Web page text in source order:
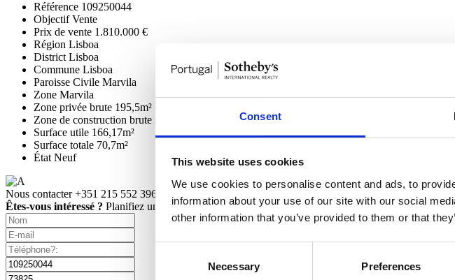
Consent
This website uses cookies
We use cookies to personalise content and ads, to
information about your use of our site with our social
other information that you’ve provided to them or that
Necessary Preferences
Référence 109250044
Objectif Vente
Prix de vente 1.810.000 €
Région Lisboa
District Lisboa
Commune Lisboa
Paroisse Civile Marvila
Zone Marvila
Zone privée brute 195,5m²
Zone de construction brute
Surface utile 166,17m²
Surface totale 70,7m²
État Neuf
Nous contacter +351 215 552 396*
Êtes-vous intéressé ? Planifiez une visite ou demandez plus d’informations.